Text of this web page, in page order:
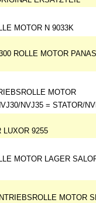
MOTOR N 9033K
ROLLE MOTOR
MOTOR
NVJ35 = STATOR/
LUXOR 9255
MOTOR LAGER
MOTOR